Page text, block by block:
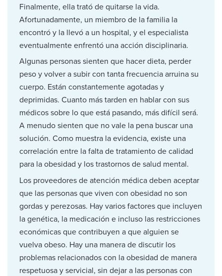
Finalmente, ella trató de quitarse la vida.
Afortunadamente, un miembro de la familia la
encontró y la llevó a un hospital, y el especialista
eventualmente enfrentó una acción disciplinaria.
Algunas personas sienten que hacer dieta, perder
peso y volver a subir con tanta frecuencia arruina su
cuerpo. Están constantemente agotadas y
deprimidas. Cuanto más tarden en hablar con sus
médicos sobre lo que está pasando, más difícil será.
A menudo sienten que no vale la pena buscar una
solución. Como muestra la evidencia, existe una
correlación entre la falta de tratamiento de calidad
para la obesidad y los trastornos de salud mental.
Los proveedores de atención médica deben aceptar
que las personas que viven con obesidad no son
gordas y perezosas. Hay varios factores que incluyen
la genética, la medicación e incluso las restricciones
económicas que contribuyen a que alguien se
vuelva obeso. Hay una manera de discutir los
problemas relacionados con la obesidad de manera
respetuosa y servicial, sin dejar a las personas con